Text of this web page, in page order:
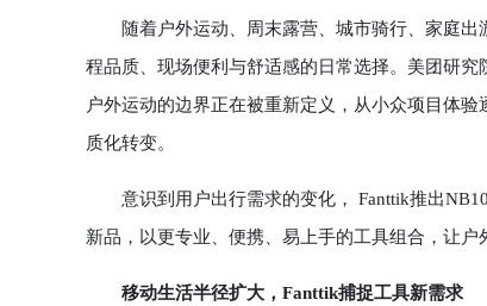
随着户外运动、周末露营、城市骑行、家庭出
程品质、现场便利与舒适感的日常选择。美团研
户外运动的边界正在被重新定义，从小众项目体
质化转变。
意识到用户出行需求的变化， Fanttik推出NB10
新品，以更专业、便携、易上手的工具组合，让户
移动生活半径扩大，Fanttik捕捉工具新需求